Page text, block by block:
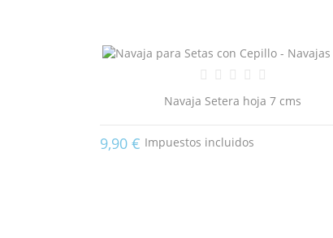
Navaja Setera hoja 7 cms
9,90 € Impuestos incluidos